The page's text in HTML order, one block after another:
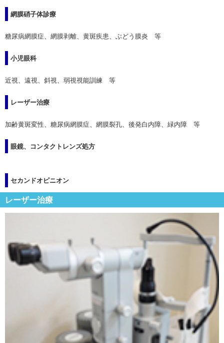
網膜硝子体診療
糖尿病網膜症、網膜剥離、黄斑疾患、ぶどう膜炎 等
小児眼科
近視、遠視、斜視、弱視視能訓練 等
レーザー治療
加齢黄斑変性、糖尿病網膜症、網膜裂孔、後発白内障、緑内障 等
眼鏡、コンタクトレンズ処方
セカンドオピニオン
レーザー治療